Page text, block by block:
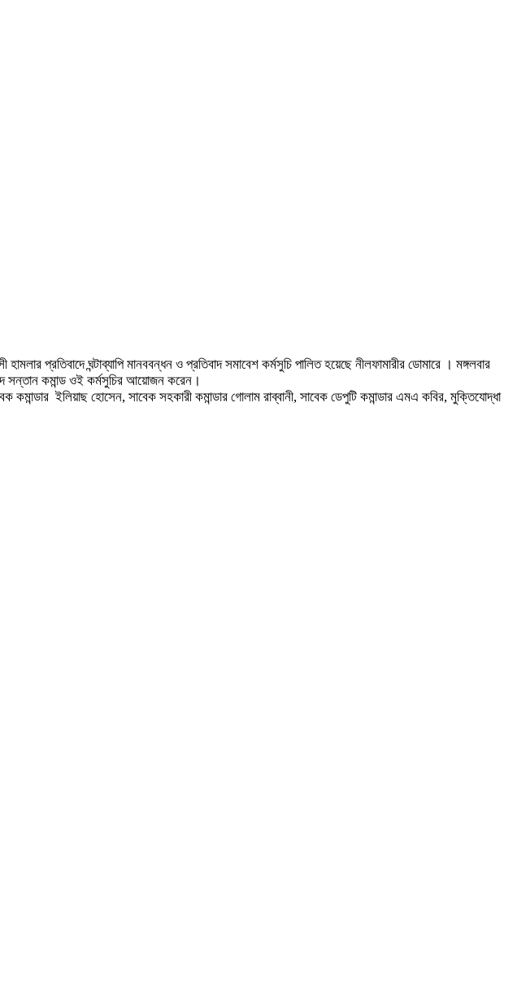
প্রতিবাদে ঘন্টাব্যাপি মানববন্ধন ও প্রতিবাদ সমাবেশ কর্মসুচি পালিত হয়েছে নীলফামারীর ডোমারে । মঙ্গলবার
সন্তান কমান্ড ওই কর্মসুচির আয়োজন করেন।
ইলিয়াছ হোসেন, সাবেক সহকারী কমান্ডার গোলাম রাব্বানী, সাবেক ডেপুটি কমান্ডার এমএ কবির, মুক্তিযোদ্ধা